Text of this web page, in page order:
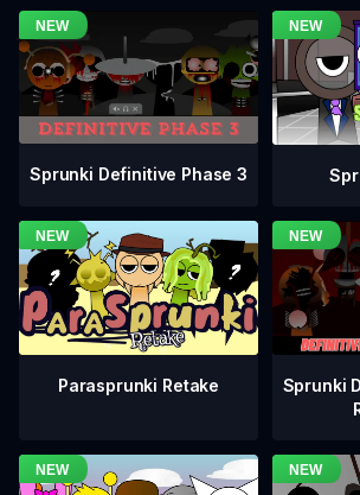
Sprunki Definitive Phase 3
Parasprunki Retake
Sprunki